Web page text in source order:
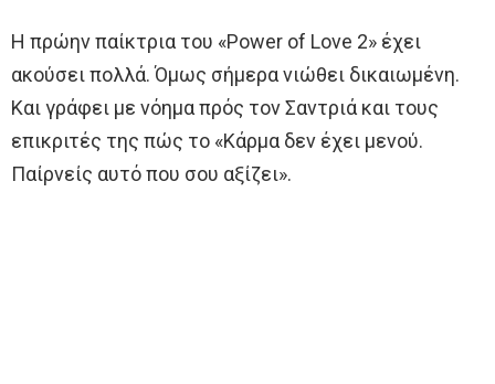
Η πρώην παίκτρια του «Power of Love 2» έχει
ακούσει πολλά. Όμως σήμερα νιώθει δικαιωμένη.
Και γράφει με νόημα πρός τον Σαντριά και τους
επικριτές της πώς το «Κάρμα δεν έχει μενού.
Παίρνείς αυτό που σου αξίζει».